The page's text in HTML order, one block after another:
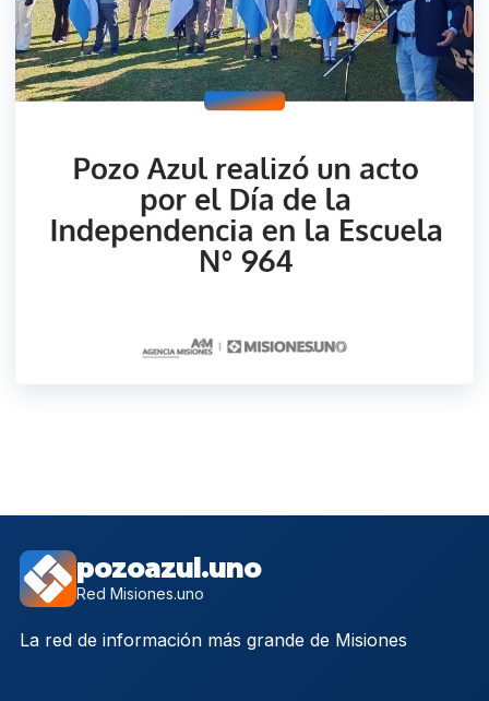
pozoazul.uno
Red Misiones.uno
La red de información más grande de Misiones